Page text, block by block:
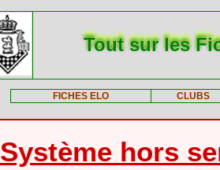
Tout sur les
FICHES ELO CLUBS
Système hors